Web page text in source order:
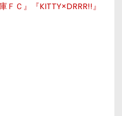
ＦＣ』『KITTY×DRRR!!』